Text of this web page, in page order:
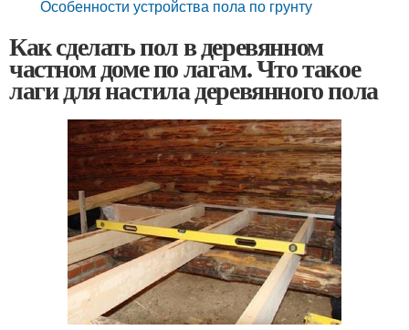
Особенности устройства пола по грунту
Как сделать пол в деревянном
частном доме по лагам. Что такое
лаги для настила деревянного пола